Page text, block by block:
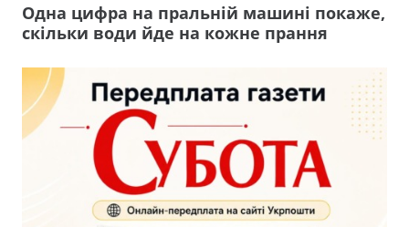
Одна цифра на пральній машині покаже,
скільки води йде на кожне прання